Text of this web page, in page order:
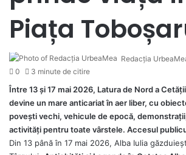
Piața
Redacția
0
3 minute de citire
Între 13 și 17 mai 2026, Latura de Nord a
devine un mare anticariat în aer liber, cu
povești vechi, vehicule de epocă,
activități pentru toate vârstele. Accesul
Din 13 până în 17 mai 2026, Alba Iulia